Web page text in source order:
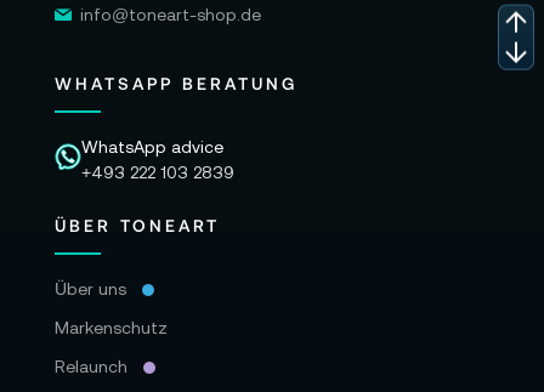
info@toneart-shop.de
WHATSAPP BERATUNG
WhatsApp advice
+493 222 103 2839
ÜBER TONEART
Über uns
Markenschutz
Relaunch